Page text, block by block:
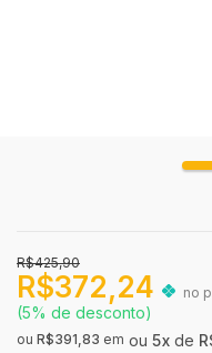
R$425,90
R$372,24 no
(5% de desconto)
ou R$391,83 em 5x de